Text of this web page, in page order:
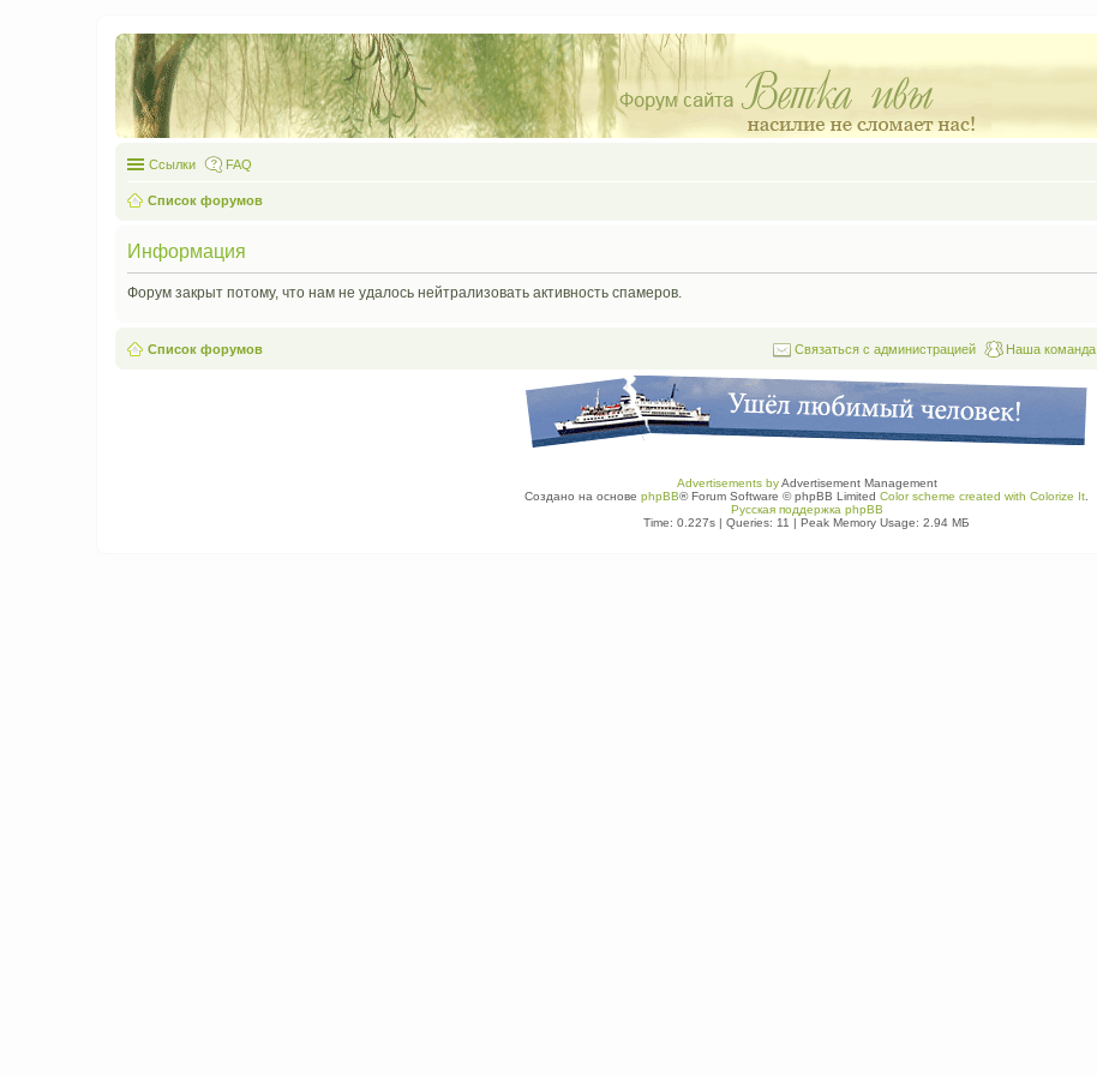
Ссылки FAQ
Список форумов
Информация
Форум закрыт потому, что нам не удалось нейтрализовать активность спамеров.
Список форумов Наша команда
Связаться с администрацией
Advertisements byAdvertisement Management
Создано на основе phpBB® Forum Software © phpBB Limited Color scheme created with Colorize It
Русская поддержка phpBB
Time: 0.227s | Queries: 11 | Peak Memory Usage: 2.94 МБ